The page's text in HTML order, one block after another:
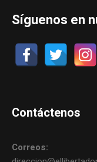
Síguenos en
Contáctenos
Correos: